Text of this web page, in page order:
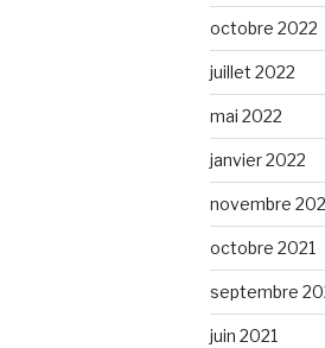
octobre 2022
juillet 2022
mai 2022
janvier 2022
novembre
octobre 2021
septembre
juin 2021